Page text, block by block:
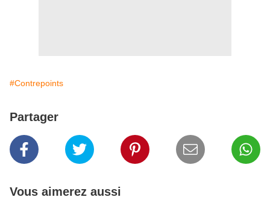
#Contrepoints
Partager
Vous aimerez aussi